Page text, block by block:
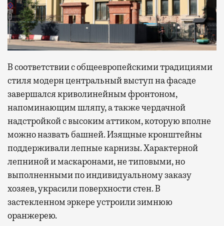
В соответствии с общеевропейскими традициями
стиля модерн центральный выступ на фасаде
завершался криволинейным фронтоном,
напоминающим шляпу, а также чердачной
надстройкой с высоким аттиком, которую вполне
можно назвать башней. Изящные кронштейны
поддерживали лепные карнизы. Характерной
лепниной и маскаронами, не типовыми, но
выполненными по индивидуальному заказу
хозяев, украсили поверхности стен. В
застекленном эркере устроили зимнюю
оранжерею.